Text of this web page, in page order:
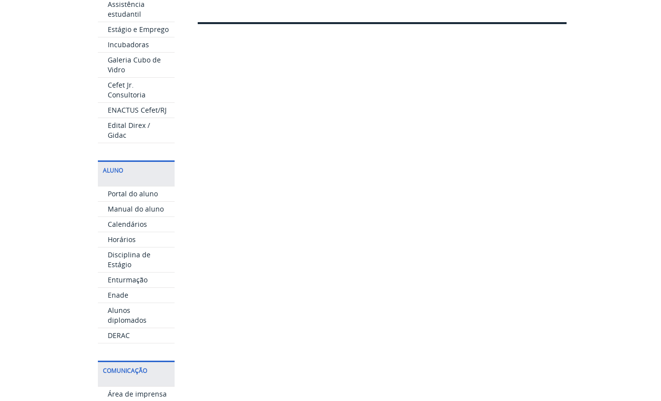
Assistência
estudantil
Estágio e Emprego
Incubadoras
Galeria Cubo de
Vidro
Cefet Jr.
Consultoria
ENACTUS Cefet/RJ
Edital Direx /
Gidac
ALUNO
Portal do aluno
Manual do aluno
Calendários
Horários
Disciplina de
Estágio
Enturmação
Enade
Alunos
diplomados
DERAC
COMUNICAÇÃO
Área de imprensa